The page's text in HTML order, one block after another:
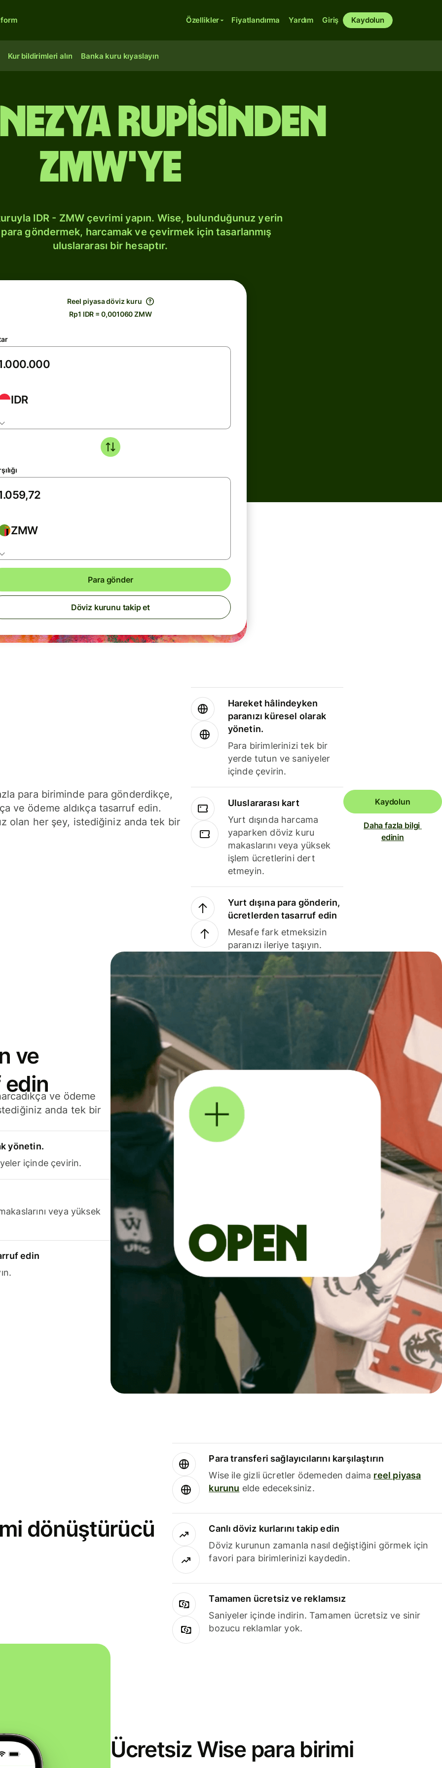
Özellikler Fiyatlandırma Yardım Giriş Kaydolun
Kur bildirimleri alın Banka kuru kıyaslayın
rupisinden
ZMW'ye
IDR - ZMW çevrimi yapın. Wise, bulunduğunuz yerin
göndermek, harcamak ve çevirmek için tasarlanmış
uluslararası bir hesaptır.
Reel piyasa döviz kuru
Rp1 IDR = 0,001060 ZMW
IDR
ZMW
Para gönder
Döviz kurunu takip et
para biriminde para gönderdikçe,
ve ödeme aldıkça tasarruf edin.
olan her şey, istediğiniz anda tek bir
Hareket hâlindeyken
paranızı küresel olarak
yönetin.
Para birimlerinizi tek bir
yerde tutun ve saniyeler
içinde çevirin.
Uluslararası kart
Yurt dışında harcama
yaparken döviz kuru
makaslarını veya yüksek
işlem ücretlerini dert
etmeyin.
Yurt dışına para gönderin,
ücretlerden tasarruf edin
Mesafe fark etmeksizin
paranızı ileriye taşıyın.
Kaydolun
Daha fazla bilgi
edinin
ve
edinve ödeme
anda tek bir
yönetin.
içinde çevirin.
veya yüksek
edin
dönüştürücü
Para transferi sağlayıcılarını karşılaştırın
Wise ile gizli ücretler ödemeden daima reel piyasa
kurunu elde edeceksiniz.
Canlı döviz kurlarını takip edin
Döviz kurunun zamanla nasıl değiştiğini görmek için
favori para birimlerinizi kaydedin.
Tamamen ücretsiz ve reklamsız
Saniyeler içinde indirin. Tamamen ücretsiz ve sinir
bozucu reklamlar yok.
Ücretsiz Wise para birimi